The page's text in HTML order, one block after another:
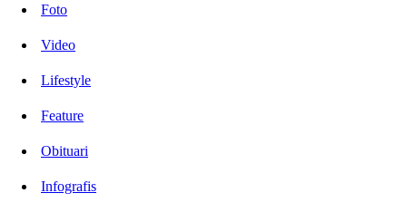
Foto
Video
Lifestyle
Feature
Obituari
Infografis